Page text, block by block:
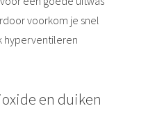
voorkom je snel
hyperventileren
en duiken